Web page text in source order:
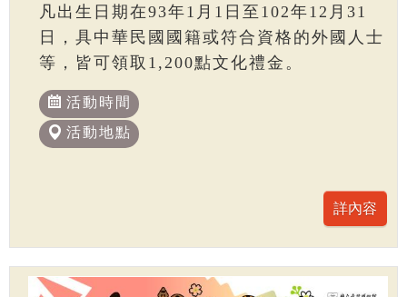
凡出生日期在93年1月1日至102年12月31
日，具中華民國國籍或符合資格的外國人士
等，皆可領取1,200點文化禮金。
活動時間
活動地點